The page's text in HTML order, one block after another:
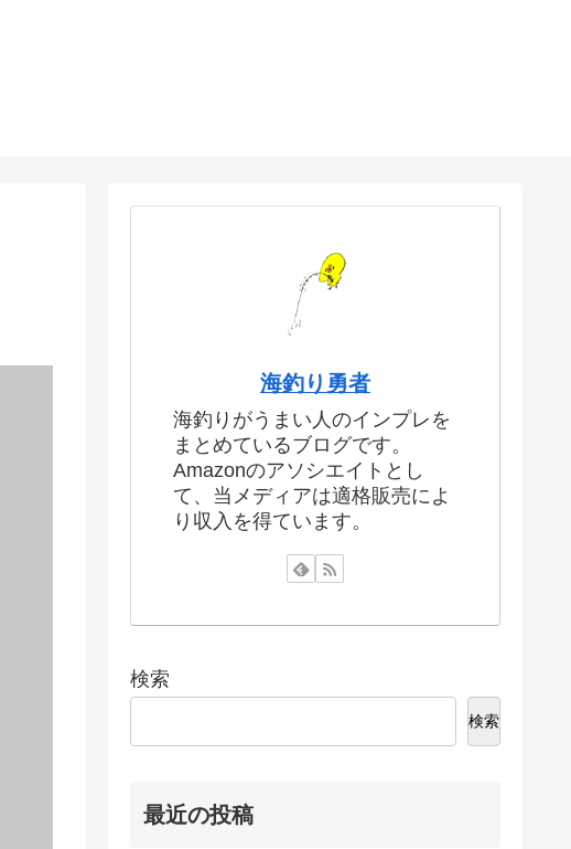
海釣り勇者
海釣りがうまい人のインプレを
まとめているブログです。
Amazonのアソシエイトとし
て、当メディアは適格販売によ
り収入を得ています。
検索
検索
最近の投稿